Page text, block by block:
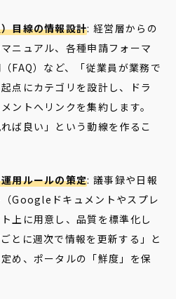
目線の情報設計: 経営層からの
ニュアル、各種申請フォーマ
FAQ）など、「従業員が業務で
点にカテゴリを設計し、ドラ
ントへリンクを集約します。
ば良い」という動線を作るこ
用ルールの策定: 議事録や日報
Googleドキュメントやスプレ
上に用意し、品質を標準化し
とに週次で情報を更新する」と
め、ポータルの「鮮度」を保